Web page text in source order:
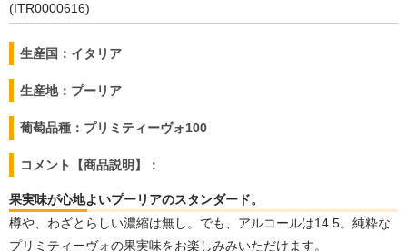
(ITR0000616)
生産国：イタリア
生産地：プーリア
葡萄品種：プリミティーヴォ100
コメント【商品説明】：
果実味が心地よいプーリアのスタンダード。
樽や、わざとらしい濃縮は無し。でも、アルコールは14.5。純粋な
プリミティーヴォの果実味をお楽しみみいただけます。